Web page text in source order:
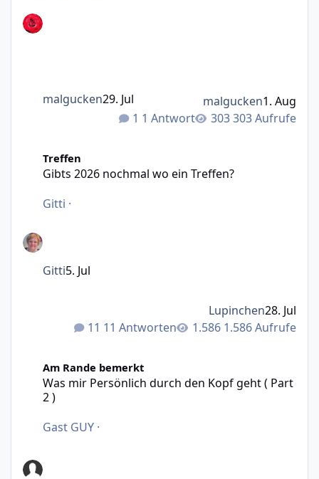
1 Antwort 303 Aufrufe
malgucken29. Jul malgucken1. Aug
Treffen
Gibts 2026 nochmal wo ein Treffen?
Gitti ·
11 Antworten 1.586 Aufrufe
Gitti5. Jul
Lupinchen28. Jul
Am Rande bemerkt
Was mir Persönlich durch den Kopf geht ( Part
2 )
Gast GUY ·